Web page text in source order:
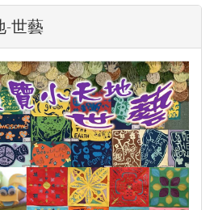
-世藝